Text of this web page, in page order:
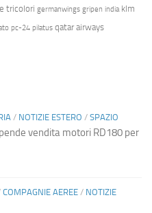
tricolori germanwings gripen india klm
pc-24 pilatus qatar airways
/ NOTIZIE ESTERO / SPAZIO
vendita motori RD180 per
COMPAGNIE AEREE / NOTIZIE